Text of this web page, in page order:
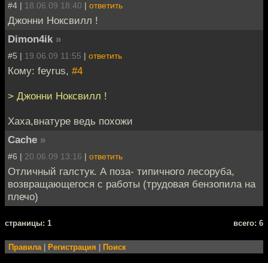
#4 | 18.06.09 18:40 | ответить
Джонни Ноксвилл !
Dimon4ik »
#5 | 19.06.09 11:55 | ответить
Кому: feyrus, #4
> Джонни Ноксвилл !
Хаха,внатуре ведь похожи
Cache »
#6 | 20.06.09 13:16 | ответить
Отличный галстук. А поза- типичного лесоруба,
возвращающегося с работы (трудовая бензопила на
плечо)
cтраницы: 1 всего: 6
Правила| Регистрация Поиск